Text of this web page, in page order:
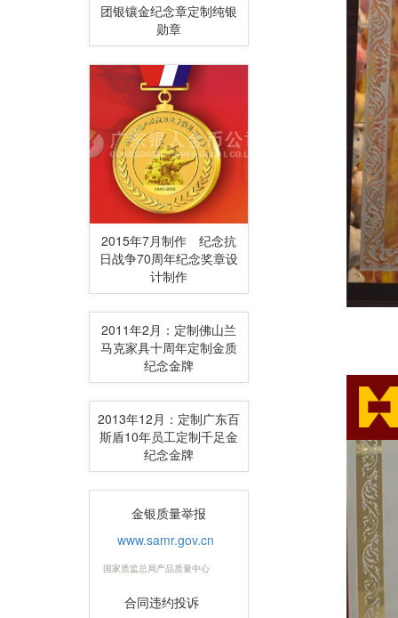
团银镶金纪念章定制纯银
勋章
2015年7月制作 纪念抗
日战争70周年纪念奖章设
计制作
2011年2月：定制佛山兰
马克家具十周年定制金质
纪念金牌
2013年12月：定制广东百
斯盾10年员工定制千足金
纪念金牌
金银质量举报
www.samr.gov.cn
国家质监总局产品质量中心
合同违约投诉